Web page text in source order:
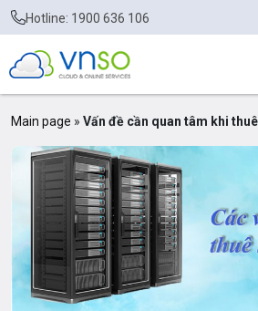
Hotline: 1900 636 106
Main page » Vấn đề cần quan tâm khi